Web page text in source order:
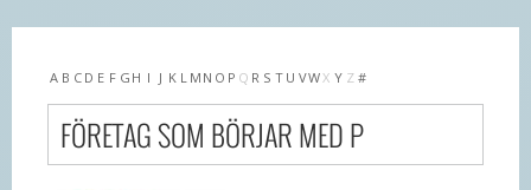
A B C D E F G H I J K L M N O P Q R S T U VWX Y Z #
FÖRETAG SOM BÖRJAR MED P